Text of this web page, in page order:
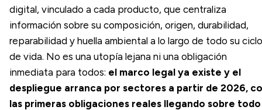
digital, vinculado a cada producto, que centraliza
información sobre su composición, origen, durabilidad,
reparabilidad y huella ambiental a lo largo de todo su ciclo
de vida. No es una utopía lejana ni una obligación
inmediata para todos: el marco legal ya existe y el
despliegue arranca por sectores a partir de 2026,
las primeras obligaciones reales llegando sobre todo